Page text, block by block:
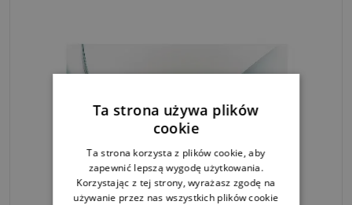
Ta strona używa plików
cookie
Ta strona korzysta z plików cookie, aby
zapewnić lepszą wygodę użytkowania.
Korzystając z tej strony, wyrażasz zgodę na
używanie przez nas wszystkich plików cookie